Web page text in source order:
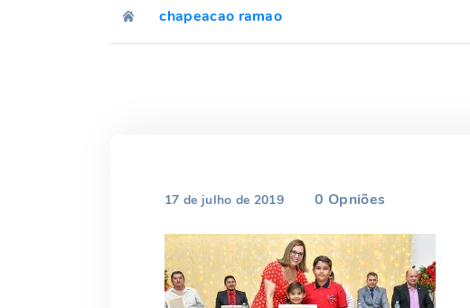
chapeacao ramao
17 de julho de 2019 0 Opniões